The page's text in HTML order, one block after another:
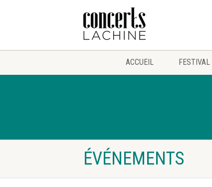
ACCUEIL FESTIVAL
ÉVÉNEMENTS